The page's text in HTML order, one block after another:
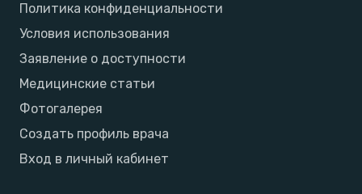
Политика конфиденциальности
Условия использования
Заявление о доступности
Медицинские статьи
Фотогалерея
Создать профиль врача
Вход в личный кабинет